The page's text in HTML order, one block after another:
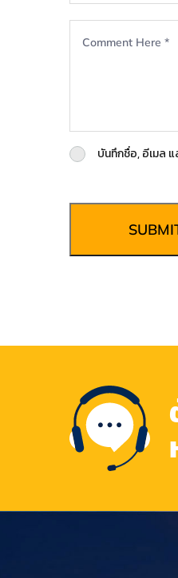
บันทึกชื่อ, อีเมล